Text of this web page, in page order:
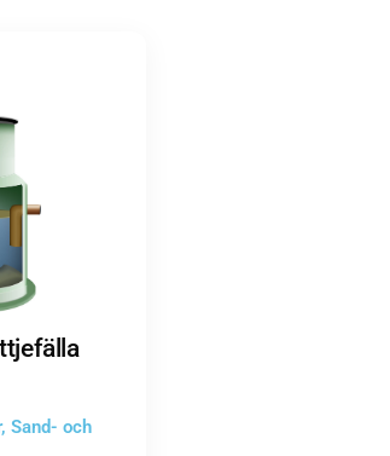
,Sand- och